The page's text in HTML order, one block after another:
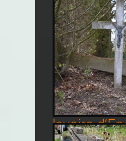
Libre gratuit (© :SI
Fontaines
lavoirs